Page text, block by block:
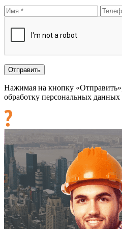
Нажимая на кнопку
обработку персональных данных